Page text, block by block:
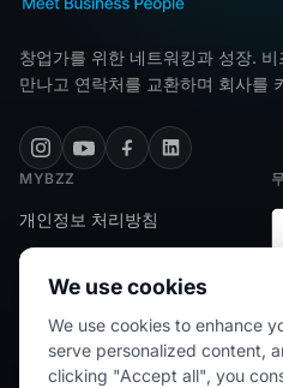
창업가를 위한 네트워킹과 성장.
만나고 연락처를 교환하며 회사를
MYBZZ
개인정보 처리방침
약관
FAQ
문의하기
We use cookies
We use cookies to enhance
serve personalized content,
clicking "Accept all", you